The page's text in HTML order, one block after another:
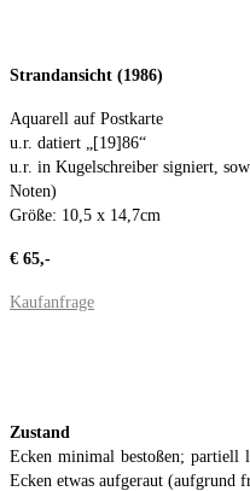
Strandansicht (1986)
Aquarell auf Postkarte
u.r. datiert „[19]86“
u.r. in Kugelschreiber signiert,
Noten)
Größe: 10,5 x 14,7cm
€ 65,-
Kaufanfrage
Zustand
Ecken minimal bestoßen; partiell
Ecken etwas aufgeraut (aufgrund